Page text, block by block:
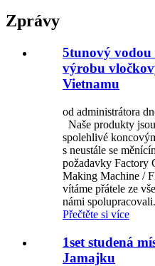
Zprávy
5tunový vodou
výrobu
Vietnamu
od administrátora
Naše produkty
spolehlivé
s neustále se
požadavky Factory
Making Machine /
vítáme přátele ze
námi
Přečtěte si více
1set studená
Jamajku